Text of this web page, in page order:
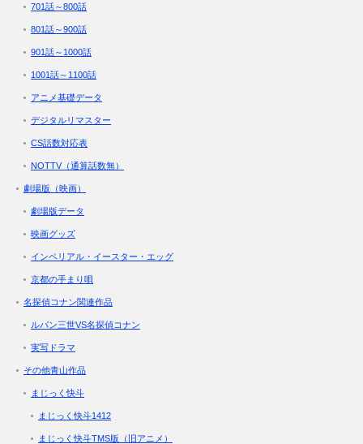
701話～800話
801話～900話
901話～1000話
1001話～1100話
アニメ基礎データ
デジタルリマスター
CS話数対応表
NOTTV（通算話数無）
劇場版（映画）
劇場版データ
映画グッズ
インペリアル・イースター・エッグ
京都の手まり唄
名探偵コナン関連作品
ルパン三世VS名探偵コナン
実写ドラマ
その他青山作品
まじっく快斗
まじっく快斗1412
まじっく快斗TMS版（旧アニメ）